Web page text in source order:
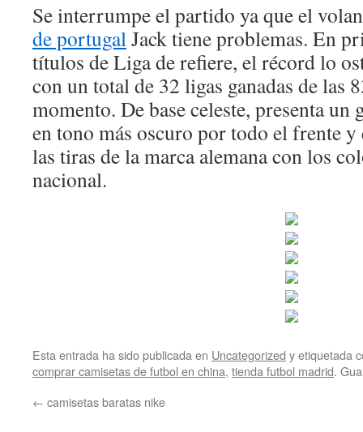
Se interrumpe el partido ya que el
de portugalJack tiene problemas. En
títulos de Liga de refiere, el récord lo
con un total de 32 ligas ganadas de las
momento. De base celeste, presenta
en tono más oscuro por todo el frente
las tiras de la marca alemana con los
nacional.
Esta entrada ha sido publicada en Uncategorized y etiquetada
comprar camisetas de futbol en china, tienda futbol madrid.
← camisetas baratas nike